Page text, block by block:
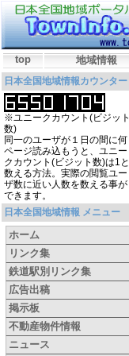
top 地域情報
日本全国地域情報カウンター
※ユニークカウント(ビジット
数)
同一のユーザが１日の間に何
ページ読み込もうと、ユニー
クカウント(ビジット数)は1と
数える方法。実際の閲覧ユー
ザ数に近い人数を数える事が
できます。
日本全国地域情報 メニュー
ホーム
リンク集
鉄道駅別リンク集
広告出稿
掲示板
不動産物件情報
ニュース